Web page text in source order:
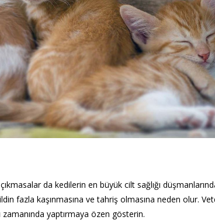
da kedilerin en büyük cilt sağlığı
fazla kaşınmasına ve tahriş olmasına neden olur.
yaptırmaya özen gösterin.